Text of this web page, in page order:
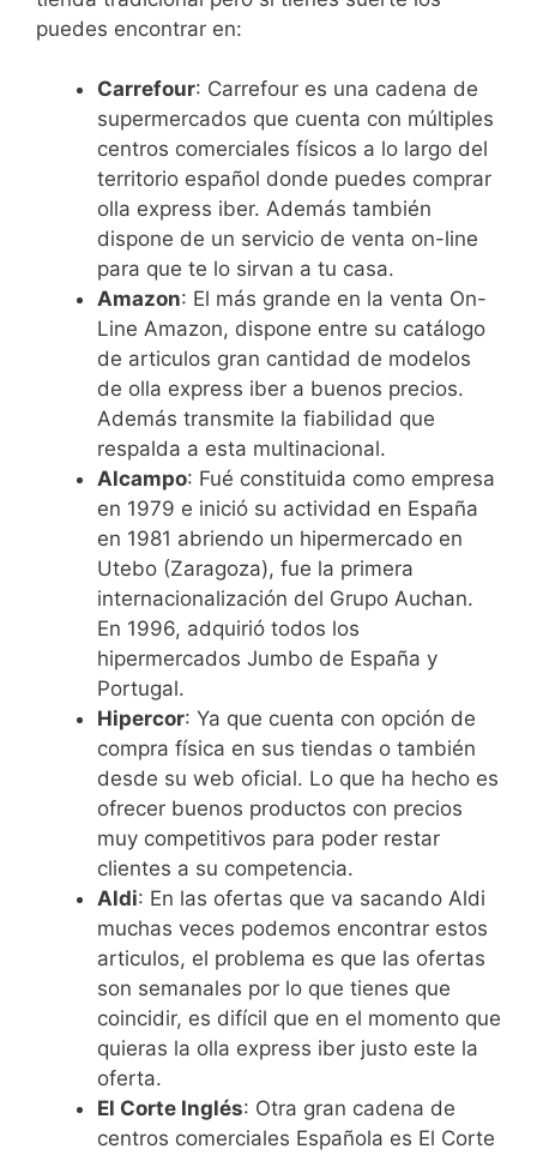
puedes encontrar en:
Carrefour: Carrefour es una cadena de
supermercados que cuenta con múltiples
centros comerciales físicos a lo largo del
territorio español donde puedes comprar
olla express iber. Además también
dispone de un servicio de venta on-line
para que te lo sirvan a tu casa.
Amazon: El más grande en la venta On-
Line Amazon, dispone entre su catálogo
de articulos gran cantidad de modelos
de olla express iber a buenos precios.
Además transmite la fiabilidad que
respalda a esta multinacional.
Alcampo: Fué constituida como empresa
en 1979 e inició su actividad en España
en 1981 abriendo un hipermercado en
Utebo (Zaragoza), fue la primera
internacionalización del Grupo Auchan.
En 1996, adquirió todos los
hipermercados Jumbo de España y
Portugal.
Hipercor: Ya que cuenta con opción de
compra física en sus tiendas o también
desde su web oficial. Lo que ha hecho es
ofrecer buenos productos con precios
muy competitivos para poder restar
clientes a su competencia.
Aldi: En las ofertas que va sacando Aldi
muchas veces podemos encontrar estos
articulos, el problema es que las ofertas
son semanales por lo que tienes que
coincidir, es difícil que en el momento que
quieras la olla express iber justo este la
oferta.
El Corte Inglés: Otra gran cadena de
centros comerciales Española es El Corte